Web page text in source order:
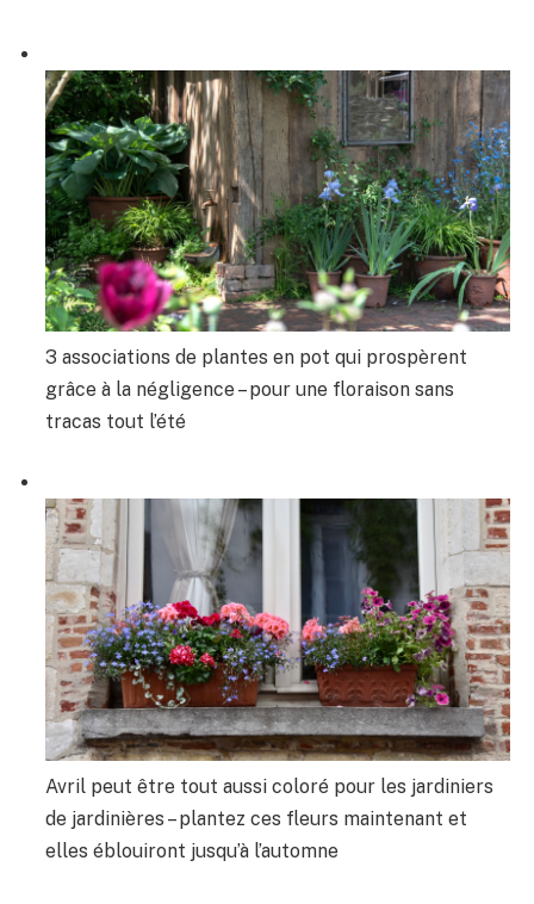
3 associations de plantes en pot qui prospèrent
grâce à la négligence – pour une floraison sans
tracas tout l’été
Avril peut être tout aussi coloré pour les jardiniers
de jardinières – plantez ces fleurs maintenant et
elles éblouiront jusqu’à l’automne